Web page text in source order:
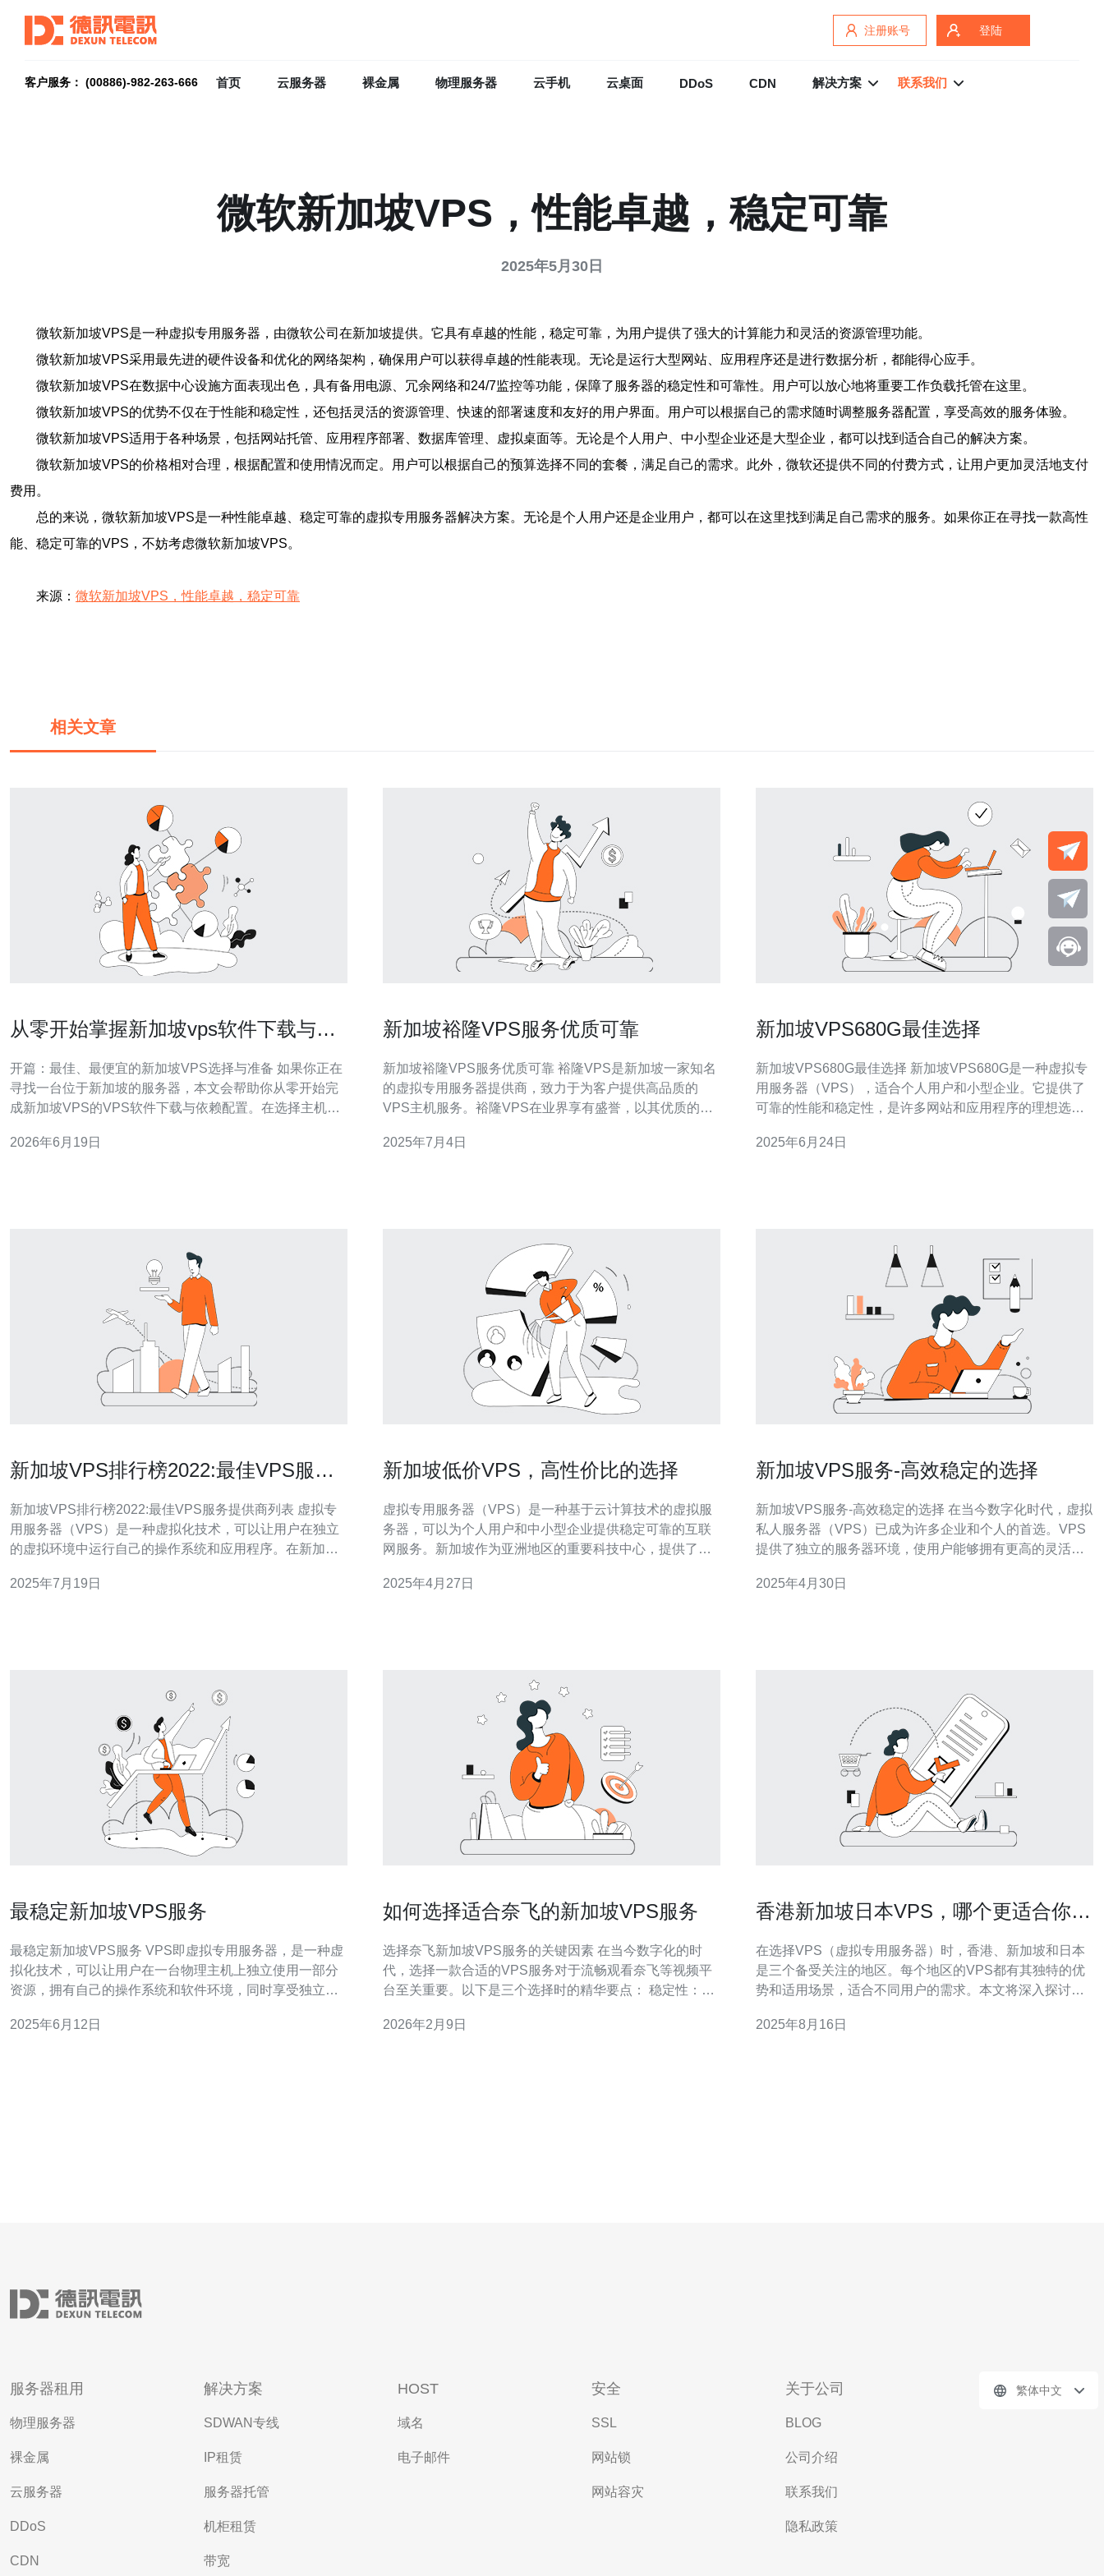
注册账号 登陆
客户服务： (00886)-982-263-666 首页 云服务器 裸金属 物理服务器 云手机 云桌面 DDoS CDN 解决方案 联系我们
微软新加坡VPS，性能卓越，稳定可靠
2025年5月30日
微软新加坡VPS是一种虚拟专用服务器，由微软公司在新加坡提供。它具有卓越的性能，稳定可靠，为用户提供了强大的计算能力和灵活的资源管理功能。
微软新加坡VPS采用最先进的硬件设备和优化的网络架构，确保用户可以获得卓越的性能表现。无论是运行大型网站、应用程序还是进行数据分析，都能得心应手。
微软新加坡VPS在数据中心设施方面表现出色，具有备用电源、冗余网络和24/7监控等功能，保障了服务器的稳定性和可靠性。用户可以放心地将重要工作负载托管在这里。
微软新加坡VPS的优势不仅在于性能和稳定性，还包括灵活的资源管理、快速的部署速度和友好的用户界面。用户可以根据自己的需求随时调整服务器配置，享受高效的服务体验。
微软新加坡VPS适用于各种场景，包括网站托管、应用程序部署、数据库管理、虚拟桌面等。无论是个人用户、中小型企业还是大型企业，都可以找到适合自己的解决方案。
微软新加坡VPS的价格相对合理，根据配置和使用情况而定。用户可以根据自己的预算选择不同的套餐，满足自己的需求。此外，微软还提供不同的付费方式，让用户更加灵活地支付
费用。
总的来说，微软新加坡VPS是一种性能卓越、稳定可靠的虚拟专用服务器解决方案。无论是个人用户还是企业用户，都可以在这里找到满足自己需求的服务。如果你正在寻找一款高性
能、稳定可靠的VPS，不妨考虑微软新加坡VPS。
来源： 微软新加坡VPS，性能卓越，稳定可靠
相关文章
从零开始掌握新加坡vps软件下载与依
开篇：最佳、最便宜的新加坡VPS选择与准备 如果你正在
寻找一台位于新加坡的服务器，本文会帮助你从零开始完
成新加坡VPS的VPS软件下载与依赖配置。在选择主机
国）、稳定的IO和完善的控制面板；最便宜则侧重于按小
2026年6月19日
新加坡裕隆VPS服务优质可靠
新加坡裕隆VPS服务优质可靠 裕隆VPS是新加坡一家知名
的虚拟专用服务器提供商，致力于为客户提供高品质的
VPS主机服务。裕隆VPS在业界享有盛誉，以其优质的服
个显著特点： 稳定可靠：裕隆VPS采用先进的服务器设备
2025年7月4日
新加坡VPS680G最佳选择
新加坡VPS680G最佳选择 新加坡VPS680G是一种虚拟专
用服务器（VPS），适合个人用户和小型企业。它提供了
可靠的性能和稳定性，是许多网站和应用程序的理想选
加坡VPS680G具有以下几个明显的优势： 高性能：
2025年6月24日
新加坡VPS排行榜2022:最佳VPS服务
新加坡VPS排行榜2022:最佳VPS服务提供商列表 虚拟专
用服务器（VPS）是一种虚拟化技术，可以让用户在独立
的虚拟环境中运行自己的操作系统和应用程序。在新加
的呢？本文将介绍2022年新加坡VPS排行榜上的最佳服务
2025年7月19日
新加坡低价VPS，高性价比的选择
虚拟专用服务器（VPS）是一种基于云计算技术的虚拟服
务器，可以为个人用户和中小型企业提供稳定可靠的互联
网服务。新加坡作为亚洲地区的重要科技中心，提供了许
择。 1. 稳定的网络连接：新加坡拥有先进的网络基础设
2025年4月27日
新加坡VPS服务-高效稳定的选择
新加坡VPS服务-高效稳定的选择 在当今数字化时代，虚拟
私人服务器（VPS）已成为许多企业和个人的首选。VPS
提供了独立的服务器环境，使用户能够拥有更高的灵活性
为一个高效稳定的选择。 新加坡作为一个全球金融和商业
2025年4月30日
最稳定新加坡VPS服务
最稳定新加坡VPS服务 VPS即虚拟专用服务器，是一种虚
拟化技术，可以让用户在一台物理主机上独立使用一部分
资源，拥有自己的操作系统和软件环境，同时享受独立的
作为亚洲金融和科技中心，拥有优越的网络基础设施和稳
2025年6月12日
如何选择适合奈飞的新加坡VPS服务
选择奈飞新加坡VPS服务的关键因素 在当今数字化的时
代，选择一款合适的VPS服务对于流畅观看奈飞等视频平
台至关重要。以下是三个选择时的精华要点： 稳定性：确
够提供快速网络连接的VPS，以提升观看体验。 安全性：
2026年2月9日
香港新加坡日本VPS，哪个更适合你的
在选择VPS（虚拟专用服务器）时，香港、新加坡和日本
是三个备受关注的地区。每个地区的VPS都有其独特的优
势和适用场景，适合不同用户的需求。本文将深入探讨这
择香港VPS？ 香港VPS因其优越的地理位置和网络基础设
2025年8月16日
服务器租用
物理服务器
裸金属
云服务器
DDoS
CDN
解决方案
SDWAN专线
IP租赁
服务器托管
机柜租赁
带宽
HOST
域名
电子邮件
安全
SSL
网站锁
网站容灾
关于公司
BLOG
公司介绍
联系我们
隐私政策
繁体中文